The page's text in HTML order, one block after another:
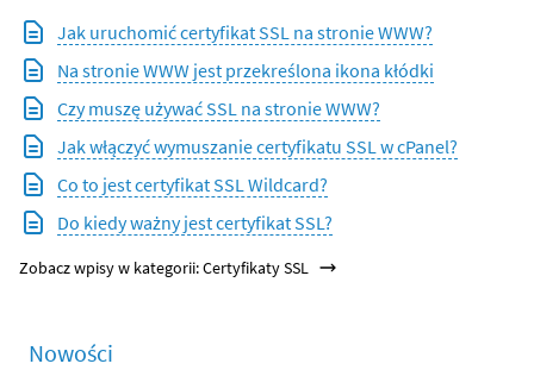
Jak uruchomić certyfikat SSL na stronie WWW?
Na stronie WWW jest przekreślona ikona kłódki
Czy muszę używać SSL na stronie WWW?
Jak włączyć wymuszanie certyfikatu SSL w cPanel?
Co to jest certyfikat SSL Wildcard?
Do kiedy ważny jest certyfikat SSL?
Zobacz wpisy w kategorii: Certyfikaty SSL
Nowości